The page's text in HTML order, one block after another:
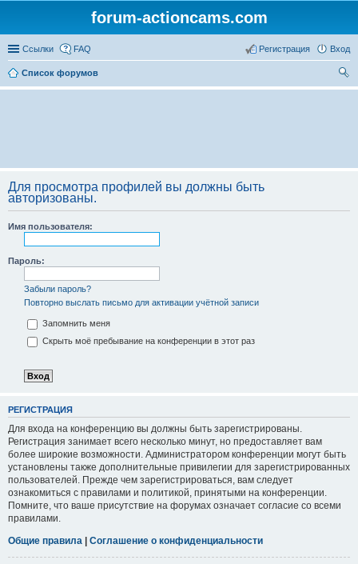
forum-actioncams.com
Ссылки FAQ Вход
Регистрация
Список форумов
ои
Для просмотра профилей вы должны быть
авторизованы.
Имя пользователя:
Пароль:
Забыли пароль?
Повторно выслать письмо для активации учётной записи
Запомнить меня
Скрыть моё пребывание на конференции в этот раз
РЕГИСТРАЦИЯ
Для входа на конференцию вы должны быть зарегистрированы.
Регистрация занимает всего несколько минут, но предоставляет вам
более широкие возможности. Администратором конференции могут быть
установлены также дополнительные привилегии для зарегистрированных
пользователей. Прежде чем зарегистрироваться, вам следует
ознакомиться с правилами и политикой, принятыми на конференции.
Помните, что ваше присутствие на форумах означает согласие со всеми
правилами.
Общие правила | Соглашение о конфиденциальности